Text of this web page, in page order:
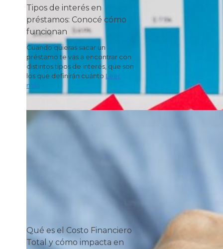
Tipos de interés en
préstamos: Conocé cómo
funcionan
Cuando quieras sacar un
préstamo te vas a encontrar con
distintos tipos de interés, que son
los que definirán cuánto Leer
más
Qué es el Costo Financiero
Total y cómo impacta en